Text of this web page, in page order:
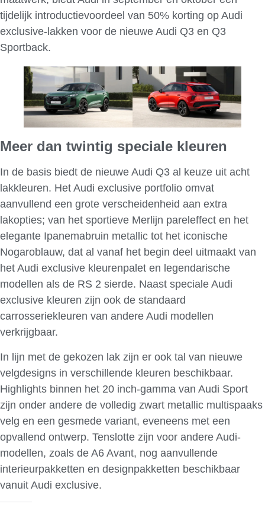
tijdelijk introductievoordeel van 50% korting op Audi
exclusive-lakken voor de nieuwe Audi Q3 en Q3
Sportback.
Meer dan twintig speciale kleuren
In de basis biedt de nieuwe Audi Q3 al keuze uit acht
lakkleuren. Het Audi exclusive portfolio omvat
aanvullend een grote verscheidenheid aan extra
lakopties; van het sportieve Merlijn pareleffect en het
elegante Ipanemabruin metallic tot het iconische
Nogaroblauw, dat al vanaf het begin deel uitmaakt van
het Audi exclusive kleurenpalet en legendarische
modellen als de RS 2 sierde. Naast speciale Audi
exclusive kleuren zijn ook de standaard
carrosseriekleuren van andere Audi modellen
verkrijgbaar.
In lijn met de gekozen lak zijn er ook tal van nieuwe
velgdesigns in verschillende kleuren beschikbaar.
Highlights binnen het 20 inch-gamma van Audi Sport
zijn onder andere de volledig zwart metallic multispaaks
velg en een gesmede variant, eveneens met een
opvallend ontwerp. Tenslotte zijn voor andere Audi-
modellen, zoals de A6 Avant, nog aanvullende
interieurpakketten en designpakketten beschikbaar
vanuit Audi exclusive.